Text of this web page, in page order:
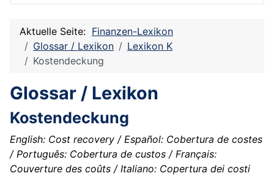
Aktuelle Seite: Finanzen-Lexikon
Glossar / Lexikon
Lexikon K
Kostendeckung
Glossar / Lexikon
Kostendeckung
English: Cost recovery / Español: Cobertura de costes
/ Português: Cobertura de custos / Français:
Couverture des coûts / Italiano: Copertura dei costi